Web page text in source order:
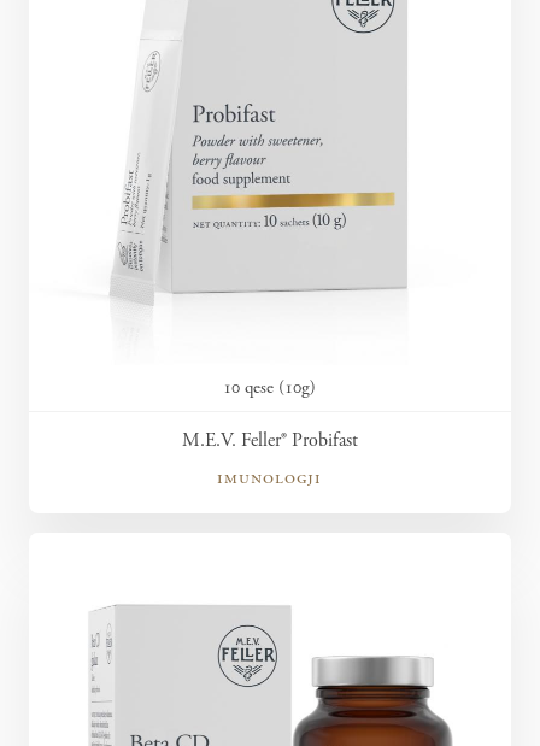
10 qese (10g)
M.E.V. Feller® Probifast
imunologji